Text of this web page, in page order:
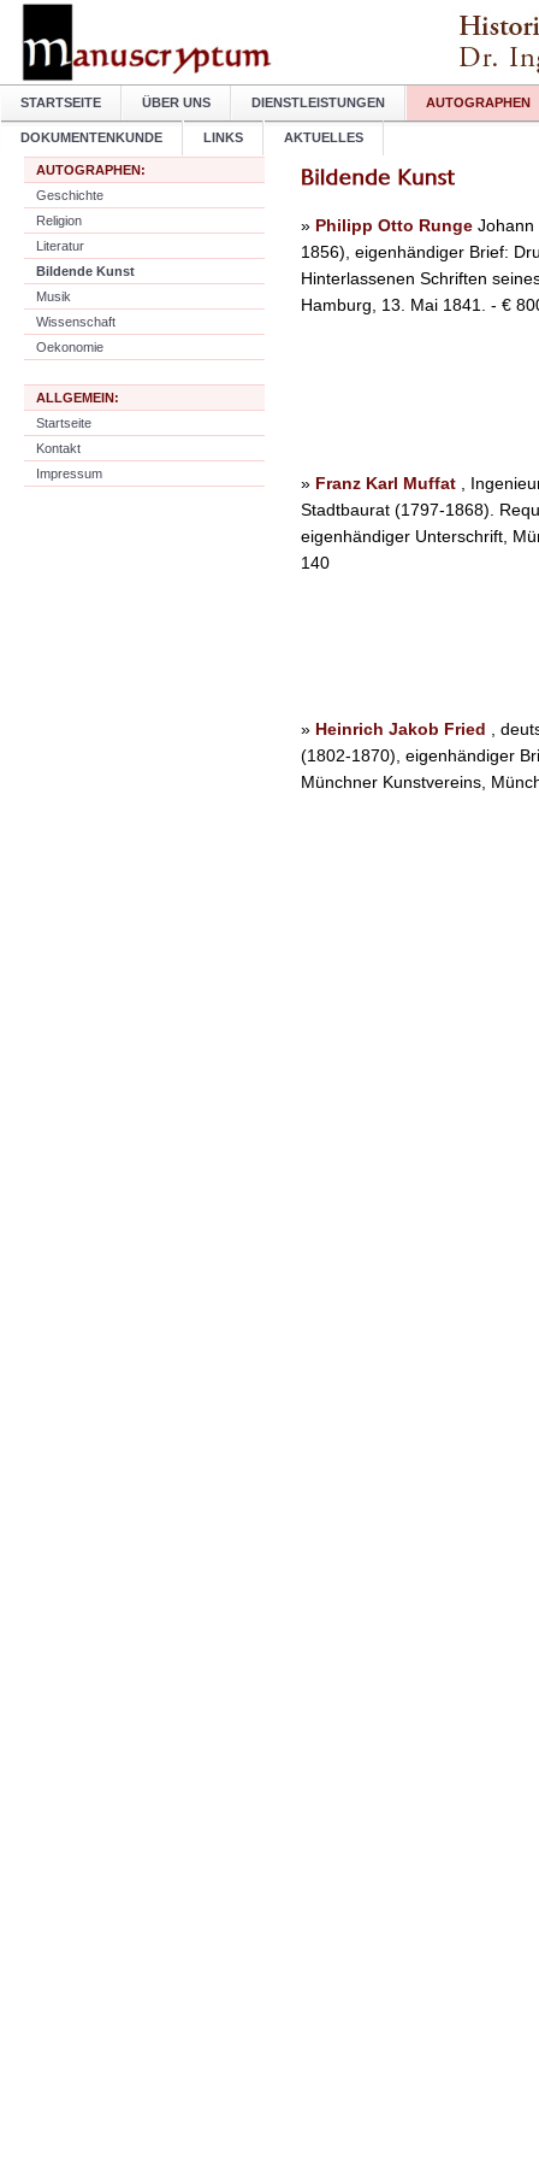
STARTSEITE ÜBER UNS DIENSTLEISTUNGEN AUTOGRAPHEN
DOKUMENTENKUNDE LINKS AKTUELLES
AUTOGRAPHEN:
Geschichte
Religion
Literatur
Bildende Kunst
Musik
Wissenschaft
Oekonomie
ALLGEMEIN:
Startseite
Kontakt
Impressum
» Philipp Otto Runge Johann
1856), eigenhändiger Brief:
Hinterlassenen Schriften
Hamburg, 13. Mai 1841. - €
» Franz Karl Muffat ,
Stadtbaurat (1797-1868).
eigenhändiger Unterschrift,
140
» Heinrich Jakob Fried ,
(1802-1870), eigenhändiger
Münchner Kunstvereins,